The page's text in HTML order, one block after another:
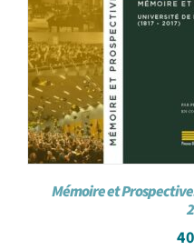
Mémoire et